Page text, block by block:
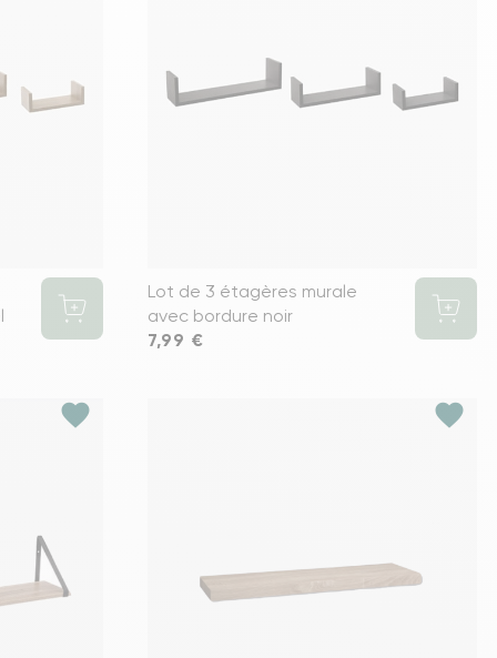
Lot de 3 étagères murale
avec bordure noir
Prix
7,99 €
favorite favorite